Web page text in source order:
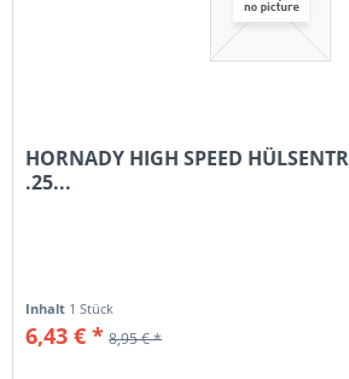
HORNADY HIGH SPEED
.25...
Inhalt 1 Stück
6,43 € * 8,95 € *